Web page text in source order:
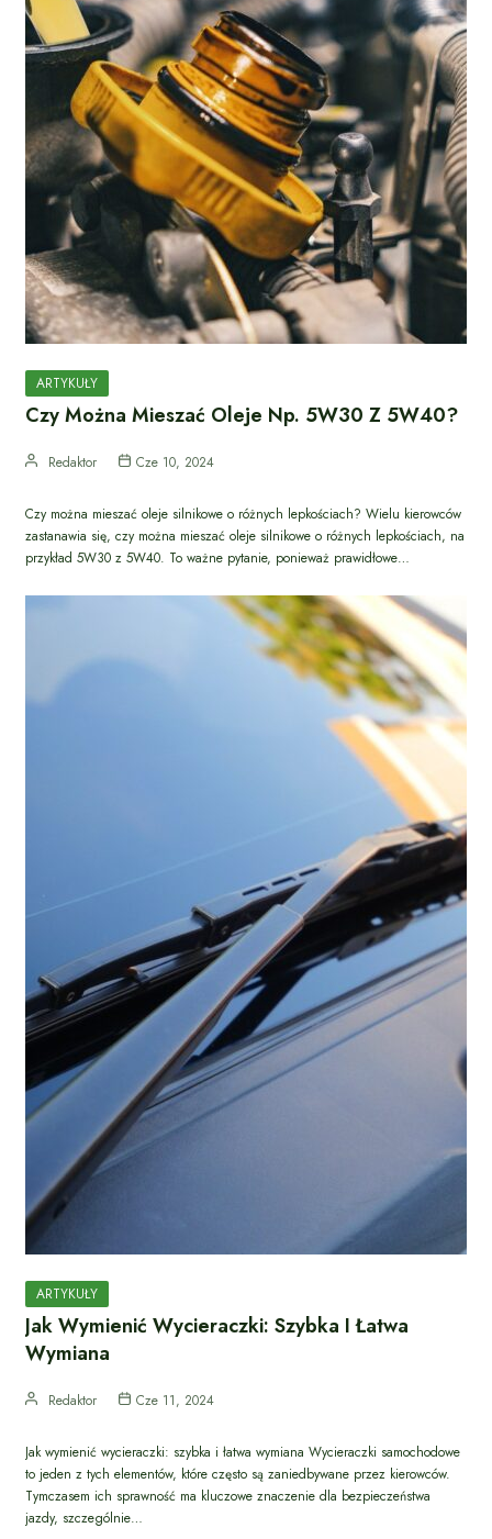
ARTYKUŁY
Czy Można Mieszać Oleje Np. 5W30 Z 5W40?
Redaktor Cze 10, 2024
Czy można mieszać oleje silnikowe o różnych lepkościach? Wielu kierowców
zastanawia się, czy można mieszać oleje silnikowe o różnych lepkościach, na
przykład 5W30 z 5W40. To ważne pytanie, ponieważ prawidłowe…
ARTYKUŁY
Jak Wymienić Wycieraczki: Szybka I Łatwa
Wymiana
Redaktor Cze 11, 2024
Jak wymienić wycieraczki: szybka i łatwa wymiana Wycieraczki samochodowe
to jeden z tych elementów, które często są zaniedbywane przez kierowców.
Tymczasem ich sprawność ma kluczowe znaczenie dla bezpieczeństwa
jazdy, szczególnie…